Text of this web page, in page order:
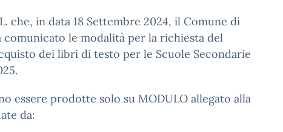
che, in data 18 Settembre 2024, il Comune di
comunicato le modalità per la richiesta del
dei libri di testo per le Scuole Secondarie
essere prodotte solo su MODULO allegato alla
da: